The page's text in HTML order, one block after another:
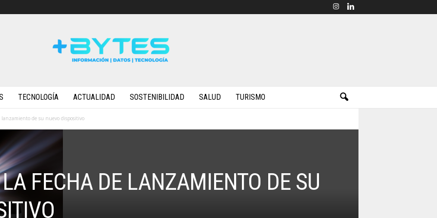
TECNOLOGÍA ACTUALIDAD SOSTENIBILIDAD SALUD TURISMO
lanzamiento de su nuevo dispositivo
FECHA DE LANZAMIENTO DE SU